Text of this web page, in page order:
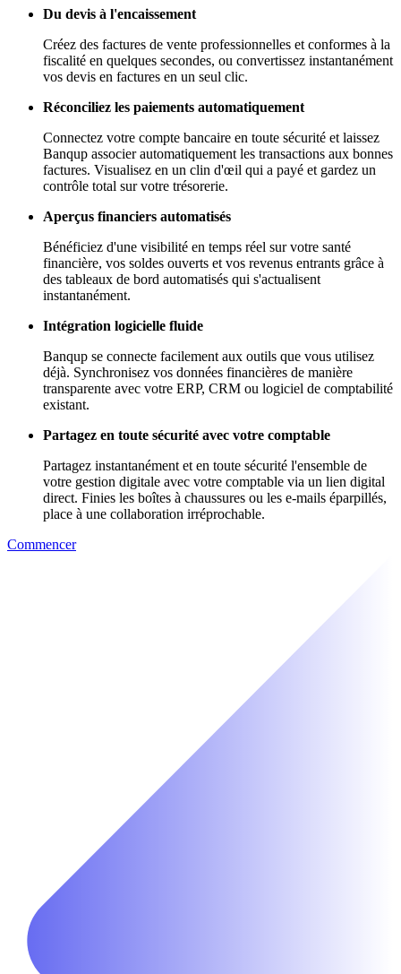
Du devis à l'encaissement
Créez des factures de vente professionnelles et conformes à la
fiscalité en quelques secondes, ou convertissez instantanément
vos devis en factures en un seul clic.
Réconciliez les paiements automatiquement
Connectez votre compte bancaire en toute sécurité et laissez
Banqup associer automatiquement les transactions aux bonnes
factures. Visualisez en un clin d'œil qui a payé et gardez un
contrôle total sur votre trésorerie.
Aperçus financiers automatisés
Bénéficiez d'une visibilité en temps réel sur votre santé
financière, vos soldes ouverts et vos revenus entrants grâce à
des tableaux de bord automatisés qui s'actualisent
instantanément.
Intégration logicielle fluide
Banqup se connecte facilement aux outils que vous utilisez
déjà. Synchronisez vos données financières de manière
transparente avec votre ERP, CRM ou logiciel de comptabilité
existant.
Partagez en toute sécurité avec votre comptable
Partagez instantanément et en toute sécurité l'ensemble de
votre gestion digitale avec votre comptable via un lien digital
direct. Finies les boîtes à chaussures ou les e-mails éparpillés,
place à une collaboration irréprochable.
Commencer